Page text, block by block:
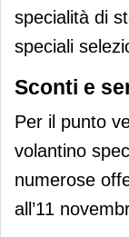
specialità di
speciali
Sconti e
Per il punto
volantino
numerose
all’11